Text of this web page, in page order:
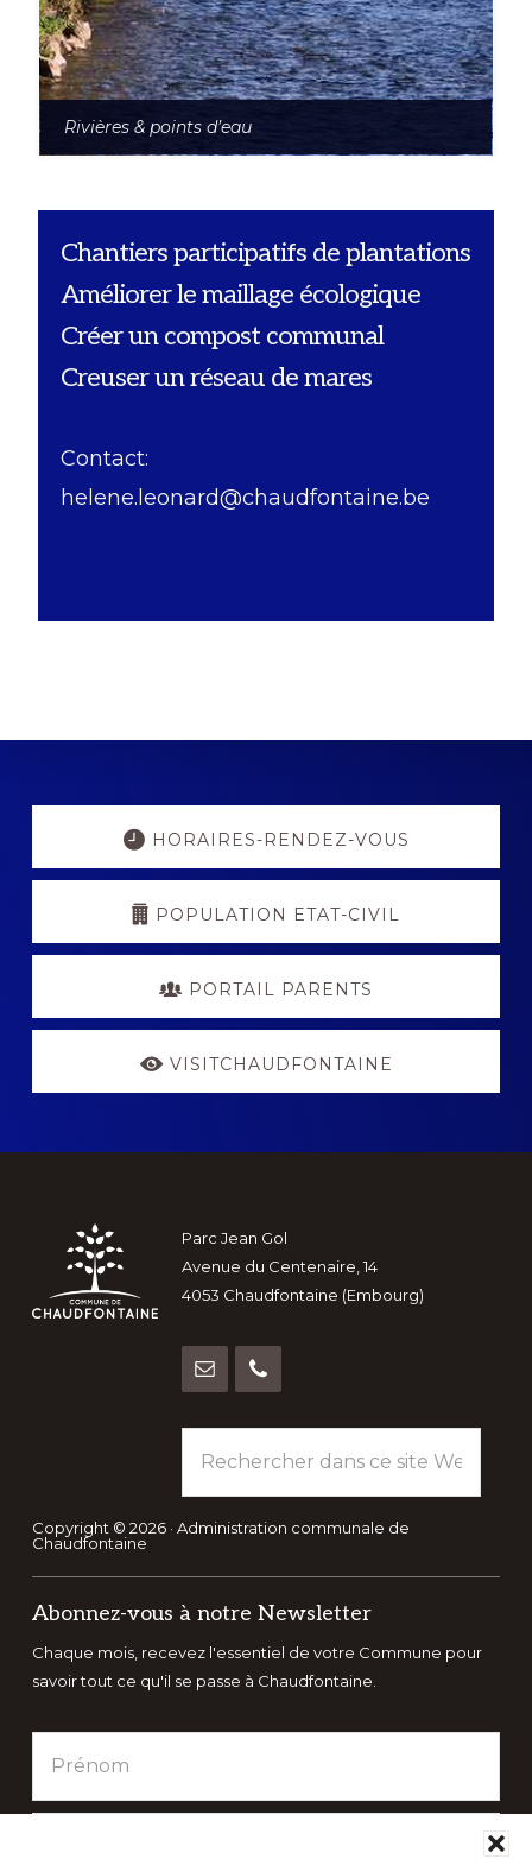
Rivières & points d’eau
Chantiers participatifs de plantations
Améliorer le maillage écologique
Créer un compost communal
Creuser un réseau de mares
Contact:
helene.leonard@chaudfontaine.be
Explore
HORAIRES-RENDEZ-VOUS
POPULATION ETAT-CIVIL
PORTAIL PARENTS
VISITCHAUDFONTAINE
Footer
Parc Jean Gol
Avenue du Centenaire, 14
4053 Chaudfontaine (Embourg)
dans
ce
site
Copyright © 2026 · Administration communale de
Chaudfontaine
Abonnez-vous à notre Newsletter
Chaque mois, recevez l'essentiel de votre Commune pour
savoir tout ce qu'il se passe à Chaudfontaine.